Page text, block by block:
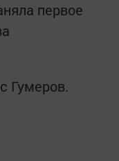
первое
Гумеров.